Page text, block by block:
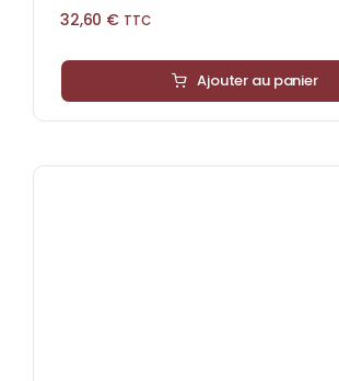
32,60 € TTC
Ajouter au panier